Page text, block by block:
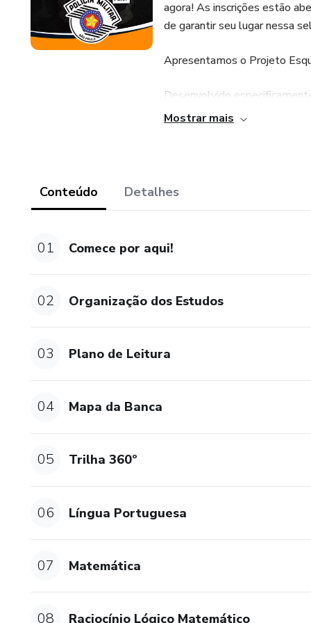
agora! As inscrições estão
de garantir seu lugar nessa
Apresentamos o Projeto
Desenvolvido
dominar o concurso da
Método 360: Revisões
Resumo Sintetizado:
que espelham o estilo e o
reais de prova.
questões e qual conteúdo é
Mostrar mais
Conteúdo Detalhes
01 Comece por aqui!
02 Organização dos Estudos
03 Plano de Leitura
04 Mapa da Banca
05 Trilha 360º
06 Língua Portuguesa
07 Matemática
08 Raciocínio Lógico Matemático